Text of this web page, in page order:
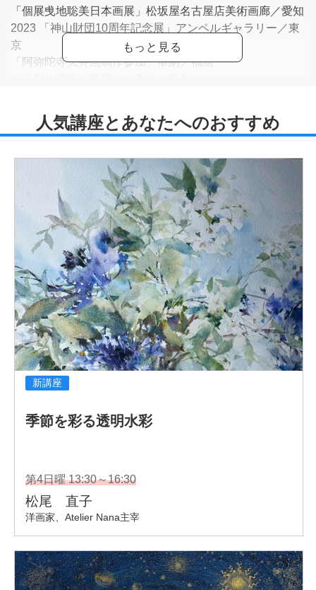
「個展曵地聡美日本画展」松坂屋名古屋店美術画廊／愛知
2023 「神山財団10周年記念展」アンペルギャラリー／東
京
「阿弥陀寺天井画制作参加」奉納／福島
「個展曵地聡美日本画展」福屋本店／広島
「東京藝術大学大学院日本画第三研究室修了生有志展【参
2016 修了制作 国宝伴大納言絵巻現状模写 買い上げ
「有芽の会」 日本更生保護女性連盟会長賞
「神山財団芸術支援プログラム 第2回卒業成果展」理事長
賞
2014 「碧い石見の芸術祭全国美術大学奨学日本画大賞
展」奨励賞
「第二回小泉淳作記念 鎌倉芸術祭日本画公募展」東大寺
賞
〈パブリックコレクション〉
郷さくら美術館
東京藝術大学大学美術館
一般財団法人 神山財団
植田八幡宮（愛知）